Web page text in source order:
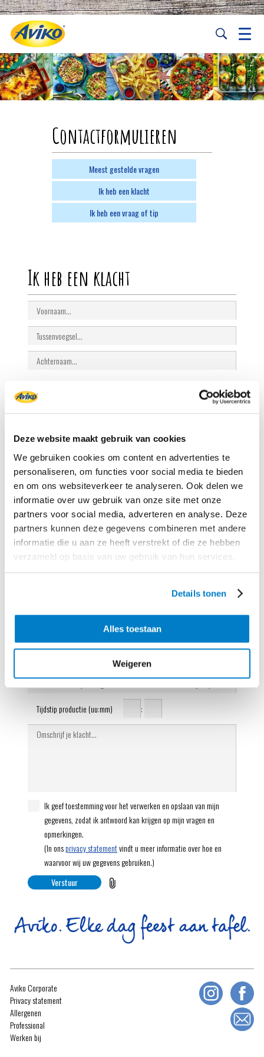
Deze website maakt gebruik van cookies
We gebruiken cookies om content en advertenties te
personaliseren, om functies voor social media te bieden
en om ons websiteverkeer te analyseren. Ook delen we
informatie over uw gebruik van onze site met onze
partners voor social media, adverteren en analyse. Deze
partners kunnen deze gegevens combineren met andere
informatie die u aan ze heeft verstrekt of die ze hebben
verzameld op basis van uw gebruik van hun services.
Details tonen
Alles toestaan
Weigeren
Contactformulieren
Meest gestelde vragen
Ik heb een klacht
Ik heb een vraag of tip
Ik heb een klacht
Product
Verpakking beschikbaar Ja
Tijdstip productie (uu:mm) :
Ik geef toestemming voor het verwerken en opslaan van mijn
gegevens, zodat ik antwoord kan krijgen op mijn vragen en
opmerkingen.
(In onsprivacy statementvindt u meer informatie over hoe en
waarvoor wij uw gegevens gebruiken.)
Verstuur
Aviko Corporate
Privacy statement
Allergenen
Professional
Werken bij